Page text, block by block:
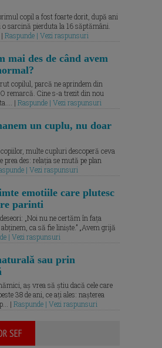
copil a fost foarte dorit, după ani
o sarcină pierduta la 16 săptămâni.
Raspunde | Vezi raspunsuri
mai des de când avem
copilul, parcă ne aprindem din
remarcă. Cine s-a trezit din nou
| Raspunde | Vezi raspunsuri
un cuplu, nu doar
multe cupluri descoperă ceva
prea des: relația se mută pe plan
| Vezi raspunsuri
emotiile care plutesc
parinti
„Noi nu ne certăm în fața
abținem, ca să fie liniște.” „Avem grijă
| Vezi raspunsuri
sau prin
aș vrea să știu dacă cele care
38 de ani, ce ați ales: nașterea
| Raspunde | Vezi raspunsuri
SEF